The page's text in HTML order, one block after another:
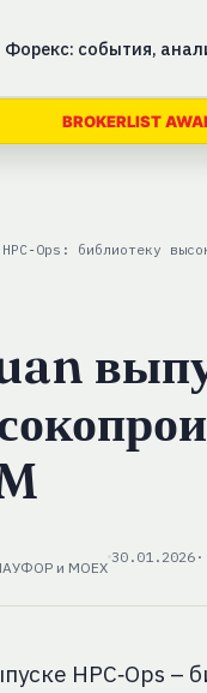
Форекс: события,
BROKERLIST
библиотеку
и MOEX
30.01.2026
HPC‑Ops –